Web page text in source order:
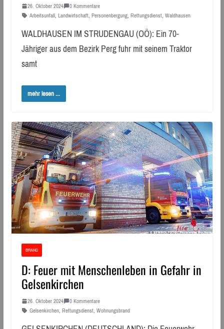
26. Oktober 2024
0 Kommentare
Arbeitsunfall, Landwirtschaft, Personenbergung, Rettungsdienst, Waldhausen
WALDHAUSEN IM STRUDENGAU (OÖ): Ein 70-
Jähriger aus dem Bezirk Perg fuhr mit seinem Traktor
samt
mehr lesen ...
BRAND
D: Feuer mit Menschenleben in Gefahr in
Gelsenkirchen
26. Oktober 2024
0 Kommentare
Gelsenkirchen, Rettungsdienst, Wohnungsbrand